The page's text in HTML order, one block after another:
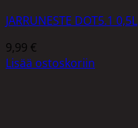
JARRUNESTE DOT5.1 0,5L
9,99 €
Lisää ostoskoriin